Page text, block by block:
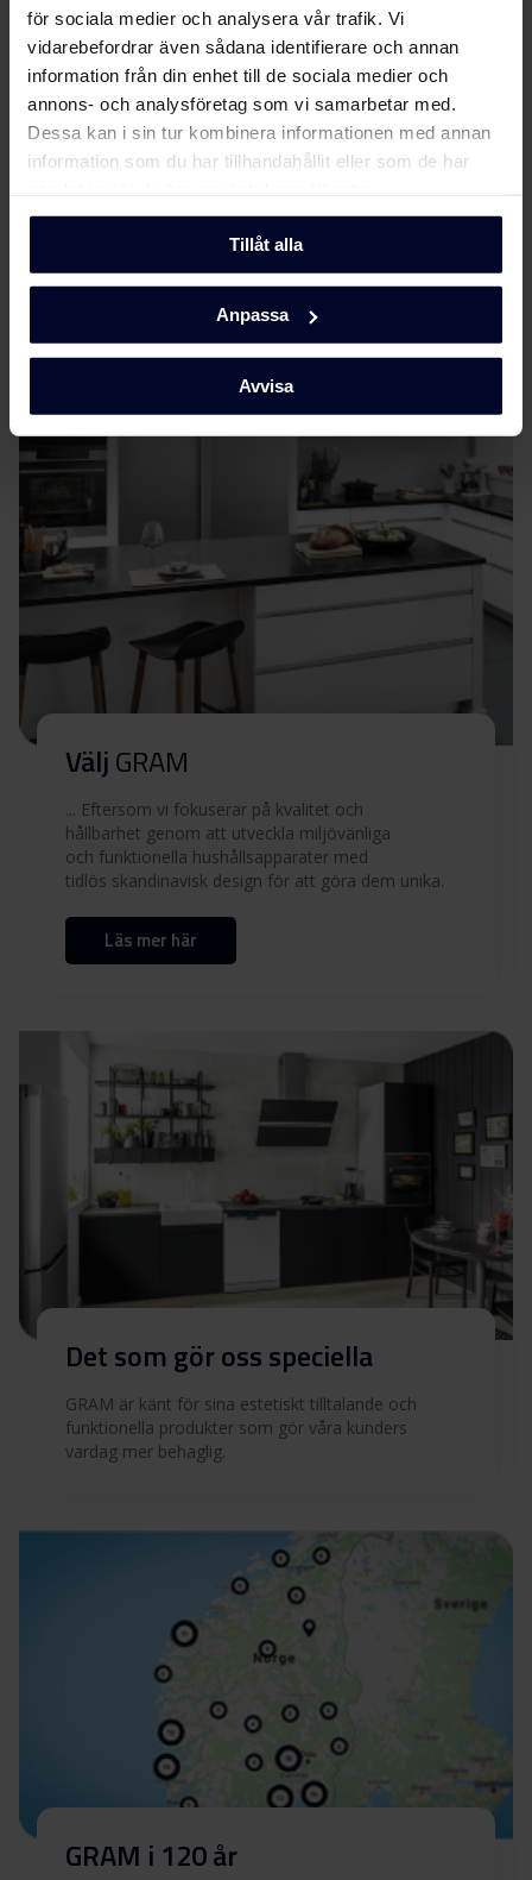
för sociala medier och analysera vår trafik. Vi
vidarebefordrar även sådana identifierare och annan
information från din enhet till de sociala medier och
annons- och analysföretag som vi samarbetar med.
Dessa kan i sin tur kombinera informationen med annan
information som du har tillhandahållit eller som de har
Tillåt alla
Anpassa
Avvisa
Produktdatablad
EU-produktbeskrivning
(DK,EN,FI,SV,NO)
Ladda ner
Användarhandbok
Användarmanual
Produktbild KF 3255-94
Produktbild KF 3255-94
Produktbild KF 3255-94 Ladda ner
Ladda ner alla (5) Ladda ner utvalda
Visa mer
OmGram
VäljGRAM
... Eftersom vi fokuserar på kvalitet och
hållbarhet genom att utveckla miljövänliga
och funktionella hushållsapparater med
tidlös skandinavisk design för att göra dem unika.
Läs mer här
Det som gör oss speciella
GRAM är känt för sina estetiskt tilltalande och
funktionella produkter som gör våra kunders
vardag mer behaglig.
GRAM i 120 år